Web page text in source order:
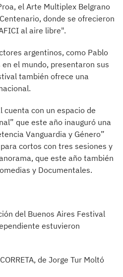
el Arte Multiplex Belgrano
donde se ofrecieron
al aire libre".
argentinos, como Pablo
el mundo, presentaron sus
también ofrece una
cuenta con un espacio de
que este año inauguró una
Vanguardia y Género”
cortos con tres sesiones y
que este año también
y Documentales.
del Buenos Aires Festival
estuvieron
de Jorge Tur Moltó